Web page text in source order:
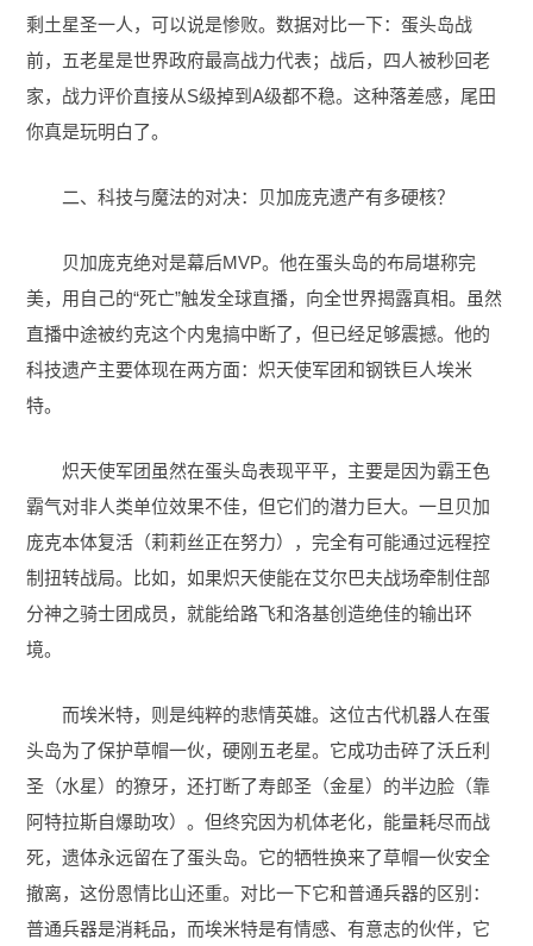
剩土星圣一人，可以说是惨败。数据对比一下：蛋头岛战
前，五老星是世界政府最高战力代表；战后，四人被秒回老
家，战力评价直接从S级掉到A级都不稳。这种落差感，尾田
你真是玩明白了。
二、科技与魔法的对决：贝加庞克遗产有多硬核？
贝加庞克绝对是幕后MVP。他在蛋头岛的布局堪称完
美，用自己的“死亡”触发全球直播，向全世界揭露真相。虽然
直播中途被约克这个内鬼搞中断了，但已经足够震撼。他的
科技遗产主要体现在两方面：炽天使军团和钢铁巨人埃米
特。
炽天使军团虽然在蛋头岛表现平平，主要是因为霸王色
霸气对非人类单位效果不佳，但它们的潜力巨大。一旦贝加
庞克本体复活（莉莉丝正在努力），完全有可能通过远程控
制扭转战局。比如，如果炽天使能在艾尔巴夫战场牵制住部
分神之骑士团成员，就能给路飞和洛基创造绝佳的输出环
境。
而埃米特，则是纯粹的悲情英雄。这位古代机器人在蛋
头岛为了保护草帽一伙，硬刚五老星。它成功击碎了沃丘利
圣（水星）的獠牙，还打断了寿郎圣（金星）的半边脸（靠
阿特拉斯自爆助攻）。但终究因为机体老化，能量耗尽而战
死，遗体永远留在了蛋头岛。它的牺牲换来了草帽一伙安全
撤离，这份恩情比山还重。对比一下它和普通兵器的区别：
普通兵器是消耗品，而埃米特是有情感、有意志的伙伴，它